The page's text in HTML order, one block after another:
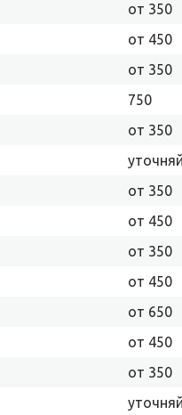
от 350
от 450
от 350
750
от 350
от 350
от 450
от 350
от 450
от 650
от 450
от 350